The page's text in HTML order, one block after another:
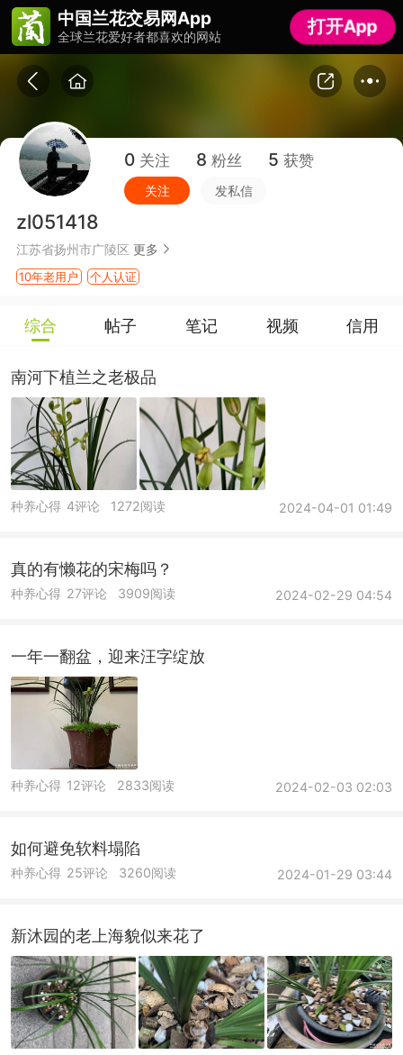
中国兰花交易网App
全球兰花爱好者都喜欢的网站
打开App
中国兰花交易网App
全球兰花爱好者都喜欢的网站
打开App
0 关注 8 粉丝 5 获赞
关注 发私信
zl051418
江苏省扬州市广陵区 更多
10年老用户 个人认证
综合 帖子 笔记 视频 信用
南河下植兰之老极品
种养心得 2024-04-01 01:49
4评论 1272阅读
真的有懒花的宋梅吗？
种养心得 2024-02-29 04:54
27评论 3909阅读
一年一翻盆，迎来汪字绽放
种养心得 2024-02-03 02:03
12评论 2833阅读
如何避免软料塌陷
种养心得 2024-01-29 03:44
25评论 3260阅读
新沐园的老上海貌似来花了